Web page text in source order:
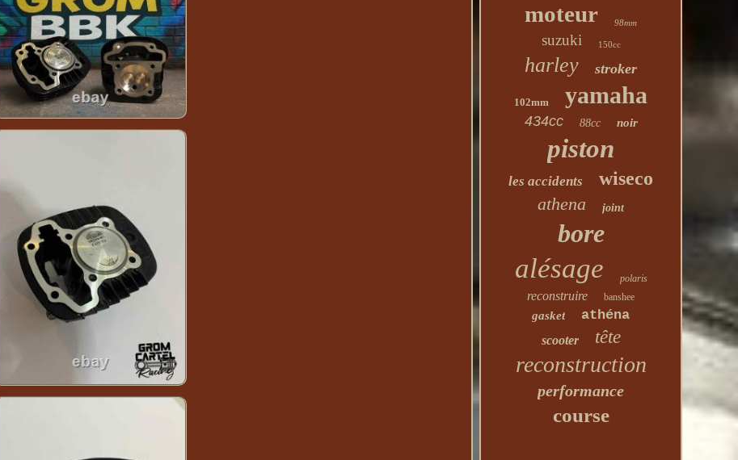
moteur 98mm
suzuki 150cc
harley stroker
102mm yamaha
434cc 88cc noir
piston
les accidents wiseco
athena joint
bore
alésage polaris
reconstruire banshee
gasket athéna
scooter tête
reconstruction
performance
course